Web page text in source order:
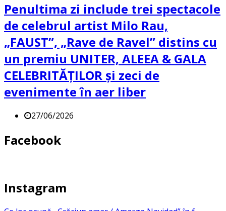
Penultima zi include trei spectacole
de celebrul artist Milo Rau,
„FAUST”, „Rave de Ravel” distins cu
un premiu UNITER, ALEEA & GALA
CELEBRITĂȚILOR și zeci de
evenimente în aer liber
27/06/2026
Facebook
Instagram